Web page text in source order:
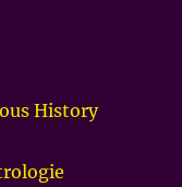
History